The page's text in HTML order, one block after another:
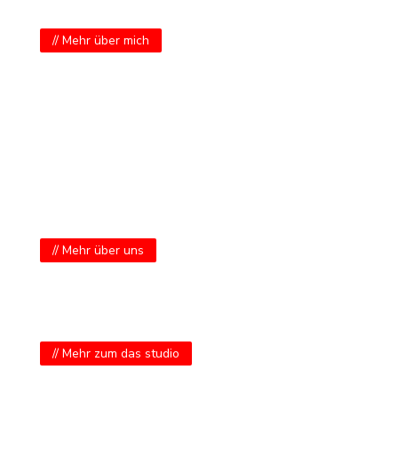
// Mehr über mich
// Mehr über uns
// Mehr zum das studio